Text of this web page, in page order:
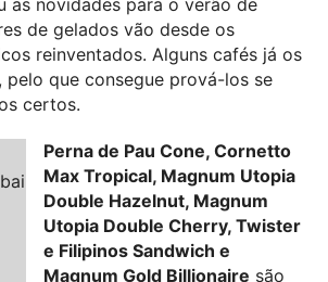
de gelados vão desde os
reinventados. Alguns cafés já os
pelo que consegue prová-los se
certos.
Perna de Pau Cone, Cornetto
Max Tropical, Magnum Utopia
Double Hazelnut, Magnum
Utopia Double Cherry, Twister
e Filipinos Sandwich e
Magnum Gold Billionaire são